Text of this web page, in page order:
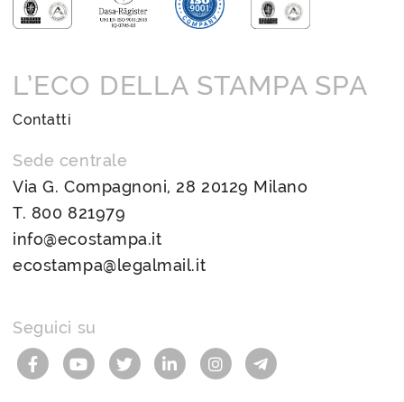
L’ECO DELLA STAMPA SPA
Contatti
Sede centrale
Via G. Compagnoni, 28 20129 Milano
T. 800 821979
info@ecostampa.it
ecostampa@legalmail.it
Seguici su